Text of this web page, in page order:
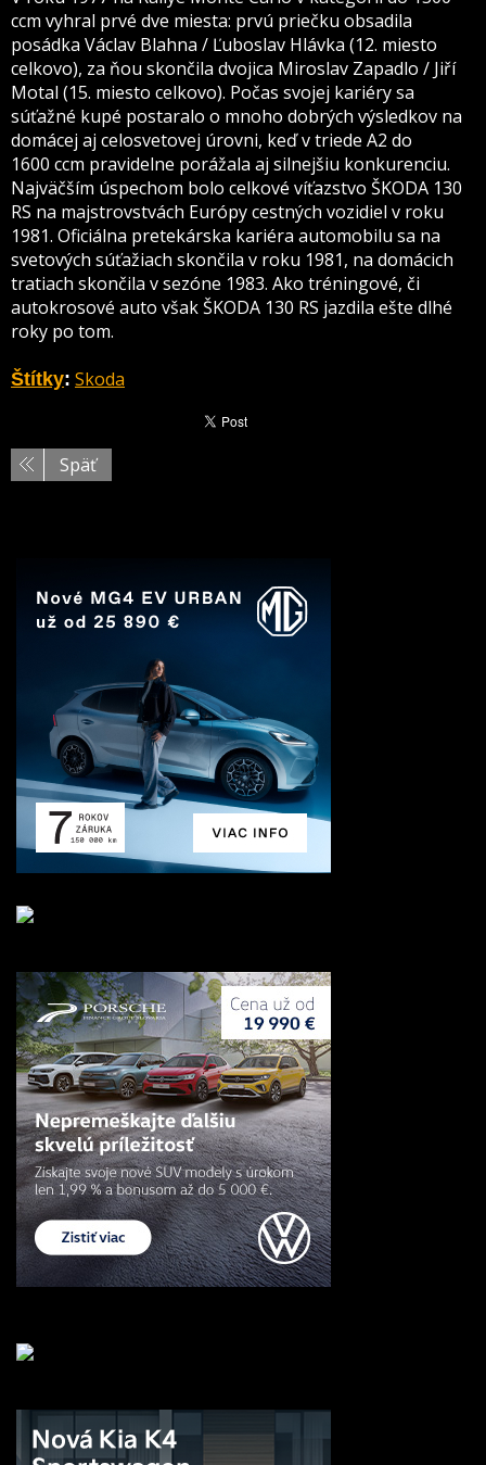
ccm vyhral prvé dve miesta: prvú priečku obsadila
posádka Václav Blahna / Ľuboslav Hlávka (12. miesto
celkovo), za ňou skončila dvojica Miroslav Zapadlo / Jiří
Motal (15. miesto celkovo). Počas svojej kariéry sa
súťažné kupé postaralo o mnoho dobrých výsledkov na
domácej aj celosvetovej úrovni, keď v triede A2 do
1600 ccm pravidelne porážala aj silnejšiu konkurenciu.
Najväčším úspechom bolo celkové víťazstvo ŠKODA 130
RS na majstrovstvách Európy cestných vozidiel v roku
1981. Oficiálna pretekárska kariéra automobilu sa na
svetových súťažiach skončila v roku 1981, na domácich
tratiach skončila v sezóne 1983. Ako tréningové, či
autokrosové auto však ŠKODA 130 RS jazdila ešte dlhé
roky po tom.
Štítky: Skoda
Späť